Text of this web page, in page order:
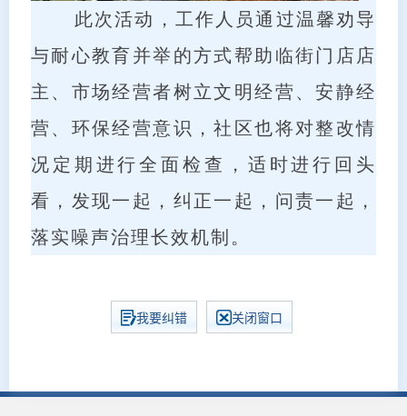
此次活动，工作人员通过温馨劝导
与耐心教育并举的方式帮助临街门店店
主、市场经营者树立文明经营、安静经
营、环保经营意识，社区也将对整改情
况定期进行全面检查，适时进行回头
看，发现一起，纠正一起，问责一起，
落实噪声治理长效机制。
我要纠错 关闭窗口